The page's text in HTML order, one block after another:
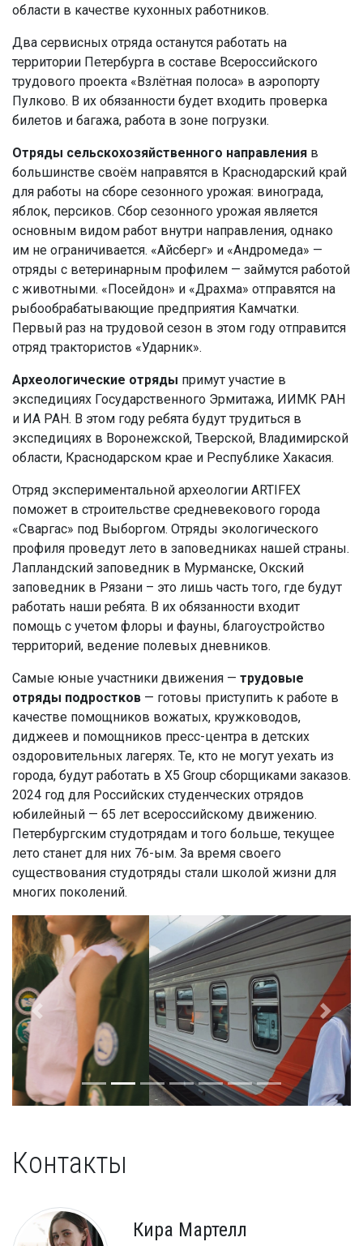
области в качестве кухонных работников.
Два сервисных отряда останутся работать на
территории Петербурга в составе Всероссийского
трудового проекта «Взлётная полоса» в аэропорту
Пулково. В их обязанности будет входить проверка
билетов и багажа, работа в зоне погрузки.
Отряды сельскохозяйственного направления в
большинстве своём направятся в Краснодарский край
для работы на сборе сезонного урожая: винограда,
яблок, персиков. Сбор сезонного урожая является
основным видом работ внутри направления, однако
им не ограничивается. «Айсберг» и «Андромеда» —
отряды с ветеринарным профилем — займутся работой
с животными. «Посейдон» и «Драхма» отправятся на
рыбообрабатывающие предприятия Камчатки.
Первый раз на трудовой сезон в этом году отправится
отряд трактористов «Ударник».
Археологические отряды примут участие в
экспедициях Государственного Эрмитажа, ИИМК РАН
и ИА РАН. В этом году ребята будут трудиться в
экспедициях в Воронежской, Тверской, Владимирской
области, Краснодарском крае и Республике Хакасия.
Отряд экспериментальной археологии ARTIFEX
поможет в строительстве средневекового города
«Сваргас» под Выборгом. Отряды экологического
профиля проведут лето в заповедниках нашей страны.
Лапландский заповедник в Мурманске, Окский
заповедник в Рязани – это лишь часть того, где будут
работать наши ребята. В их обязанности входит
помощь с учетом флоры и фауны, благоустройство
территорий, ведение полевых дневников.
Самые юные участники движения — трудовые
отряды подростков — готовы приступить к работе в
качестве помощников вожатых, кружководов,
диджеев и помощников пресс-центра в детских
оздоровительных лагерях. Те, кто не могут уехать из
города, будут работать в X5 Group сборщиками заказов.
2024 год для Российских студенческих отрядов
юбилейный — 65 лет всероссийскому движению.
Петербургским студотрядам и того больше, текущее
лето станет для них 76-ым. За время своего
существования студотряды стали школой жизни для
многих поколений.
Контакты
Кира Мартелл